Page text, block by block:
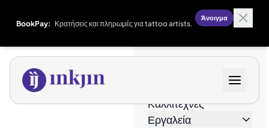
BookPay: Κρατήσεις και πληρωμές για tattoo artists.
Άνοιγμα
Καλλιτέχνες
Εργαλεία